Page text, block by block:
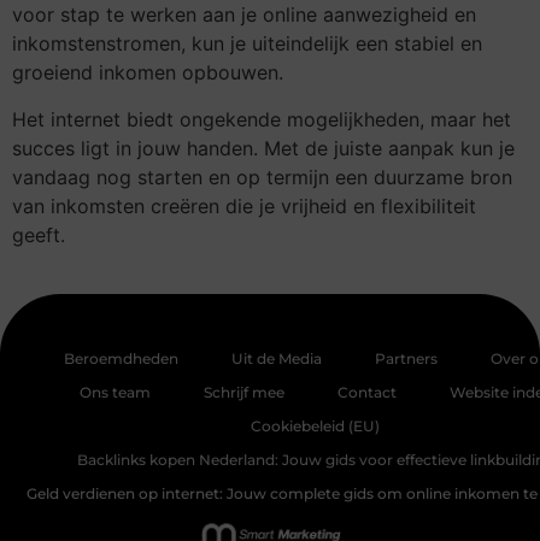
voor stap te werken aan je online aanwezigheid en
inkomstenstromen, kun je uiteindelijk een stabiel en
groeiend inkomen opbouwen.
Het internet biedt ongekende mogelijkheden, maar het
succes ligt in jouw handen. Met de juiste aanpak kun je
vandaag nog starten en op termijn een duurzame bron
van inkomsten creëren die je vrijheid en flexibiliteit
geeft.
Beroemdheden Uit de Media Partners
Over
Ons team
Schrijf mee Contact
Website
Cookiebeleid (EU)
Backlinks kopen Nederland: Jouw gids voor effectieve
Geld verdienen op internet: Jouw complete gids om online inkomen